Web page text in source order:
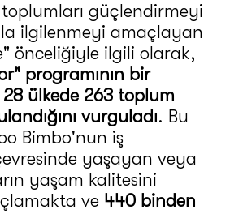
güçlendirmeyi
ilgilenmeyi amaçlayan
önceliğiyle ilgili olarak,
programının bir
ülkede 263 toplum
vurguladı. Bu
Bimbo'nun iş
yaşayan veya
yaşam kalitesini
ve 440 binden